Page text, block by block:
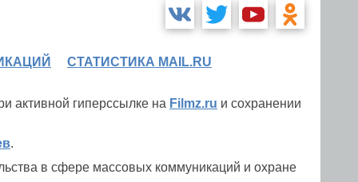
СТАТИСТИКА MAIL.RU
активной гиперссылке на Filmz.ru и сохранении
.
в сфере массовых коммуникаций и охране